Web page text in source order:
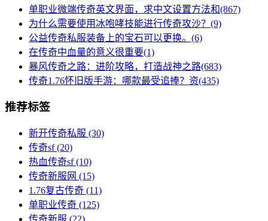
单职业微端传奇英文界面，求中文设置方法和(867)
为什么需要使用冰咆哮技能进行传奇攻沙？(9)
公益传奇私服装备上的宝石可以更换。(6)
在传奇中血量的意义很重要(1)
暴风传奇之路：进阶攻略，打造战神之路(683)
传奇1.76怀旧版手游：哪款最受追捧？资(435)
推荐标签
新开传奇私服 (30)
传奇sf(20)
热血传奇sf(10)
传奇新服网 (15)
1.76复古传奇 (11)
单职业传奇 (125)
传奇新服 (22)